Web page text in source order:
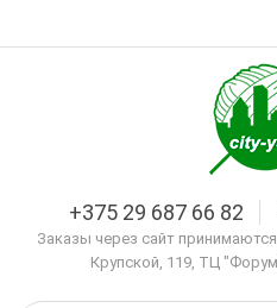
+375 29 687 66 82
Заказы через сайт
Крупской, 119, ТЦ